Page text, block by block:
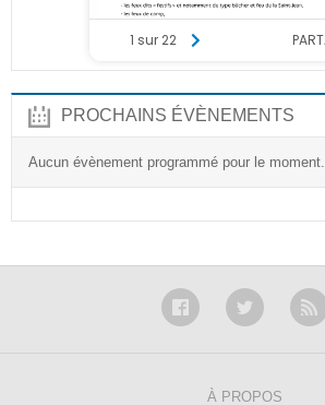
PROCHAINS ÉVÈNEMENTS
Aucun évènement programmé pour le moment.
À PROPOS